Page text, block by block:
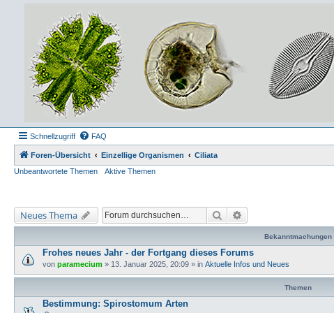
Schnellzugriff FAQ
Foren-Übersicht Einzellige Organismen
Ciliata
Unbeantwortete Themen
Aktive Themen
Neues Thema Suche
Bekanntmachungen
Frohes neues Jahr - der Fortgang dieses Forums
von paramecium » 13. Januar 2025, 20:09 » in Aktuelle Infos und Neues
Themen
Bestimmung: Spirostomum Arten